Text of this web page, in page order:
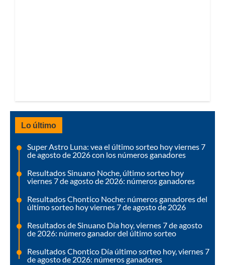
Lo último
Super Astro Luna: vea el último sorteo hoy viernes 7
de agosto de 2026 con los números ganadores
Resultados Sinuano Noche, último sorteo hoy
viernes 7 de agosto de 2026: números ganadores
Resultados Chontico Noche: números ganadores del
último sorteo hoy viernes 7 de agosto de 2026
Resultados de Sinuano Día hoy, viernes 7 de agosto
de 2026: número ganador del último sorteo
Resultados Chontico Día último sorteo hoy, viernes 7
de agosto de 2026: números ganadores